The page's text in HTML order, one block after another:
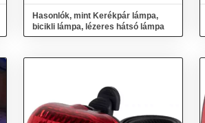
Hasonlók, mint Kerékpár lámpa,
bicikli lámpa, lézeres hátsó lámpa